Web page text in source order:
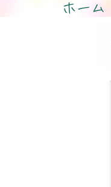
ホーム